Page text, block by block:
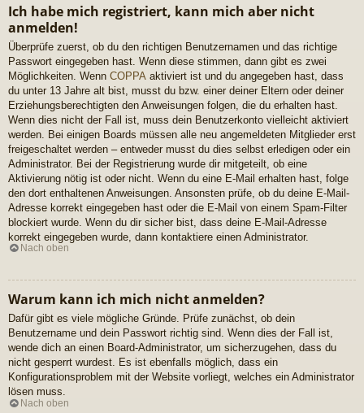
Ich habe mich registriert, kann mich aber nicht
anmelden!
Überprüfe zuerst, ob du den richtigen Benutzernamen und das richtige
Passwort eingegeben hast. Wenn diese stimmen, dann gibt es zwei
Möglichkeiten. Wenn COPPA aktiviert ist und du angegeben hast, dass
du unter 13 Jahre alt bist, musst du bzw. einer deiner Eltern oder deiner
Erziehungsberechtigten den Anweisungen folgen, die du erhalten hast.
Wenn dies nicht der Fall ist, muss dein Benutzerkonto vielleicht aktiviert
werden. Bei einigen Boards müssen alle neu angemeldeten Mitglieder erst
freigeschaltet werden – entweder musst du dies selbst erledigen oder ein
Administrator. Bei der Registrierung wurde dir mitgeteilt, ob eine
Aktivierung nötig ist oder nicht. Wenn du eine E-Mail erhalten hast, folge
den dort enthaltenen Anweisungen. Ansonsten prüfe, ob du deine E-Mail-
Adresse korrekt eingegeben hast oder die E-Mail von einem Spam-Filter
blockiert wurde. Wenn du dir sicher bist, dass deine E-Mail-Adresse
korrekt eingegeben wurde, dann kontaktiere einen Administrator.
Nach oben
Warum kann ich mich nicht anmelden?
Dafür gibt es viele mögliche Gründe. Prüfe zunächst, ob dein
Benutzername und dein Passwort richtig sind. Wenn dies der Fall ist,
wende dich an einen Board-Administrator, um sicherzugehen, dass du
nicht gesperrt wurdest. Es ist ebenfalls möglich, dass ein
Konfigurationsproblem mit der Website vorliegt, welches ein Administrator
lösen muss.
Nach oben